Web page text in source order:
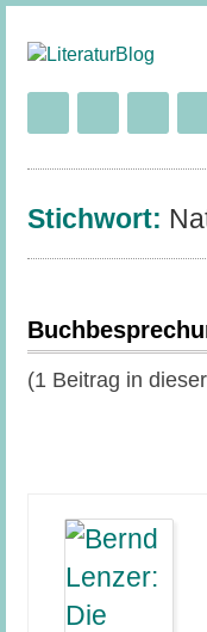
Stichwort:
(1 Beitrag in